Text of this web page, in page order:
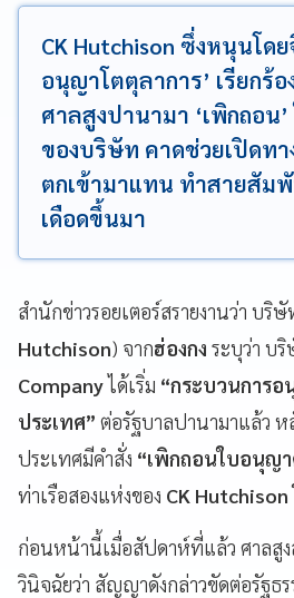
CK Hutchison ซึ่งหนุนโด
อนุญาโตตุลาการ’ เรียกร้
ศาลสูงปานามา ‘เพิกถอน
ของบริษัท คาดช่วยเปิดท
ตกเข้ามาแทน ทำสายสัม
เดือดขึ้นมา
สำนักข่าวรอยเตอร์สรายงานว่า บริษั
Hutchison) จากฮ่องกง ระบุว่า บ
Companyได้เริ่ม “กระบวนการอ
ประเทศ” ต่อรัฐบาลปานามาแล้ว ห
ประเทศมีคำสั่ง “เพิกถอนใบอนุญ
ท่าเรือสองแห่งของ CK Hutchison
ก่อนหน้านี้เมื่อสัปดาห์ที่แล้ว ศาลสูง
วินิจฉัยว่า สัญญาดังกล่าวขัดต่อรัฐธ